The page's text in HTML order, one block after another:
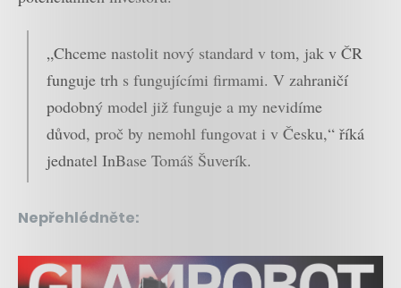
„Chceme nastolit nový standard v tom, jak v ČR
funguje trh s fungujícími firmami. V zahraničí
podobný model již funguje a my nevidíme
důvod, proč by nemohl fungovat i v Česku,“ říká
jednatel InBase Tomáš Šuverík.
Nepřehlédněte: